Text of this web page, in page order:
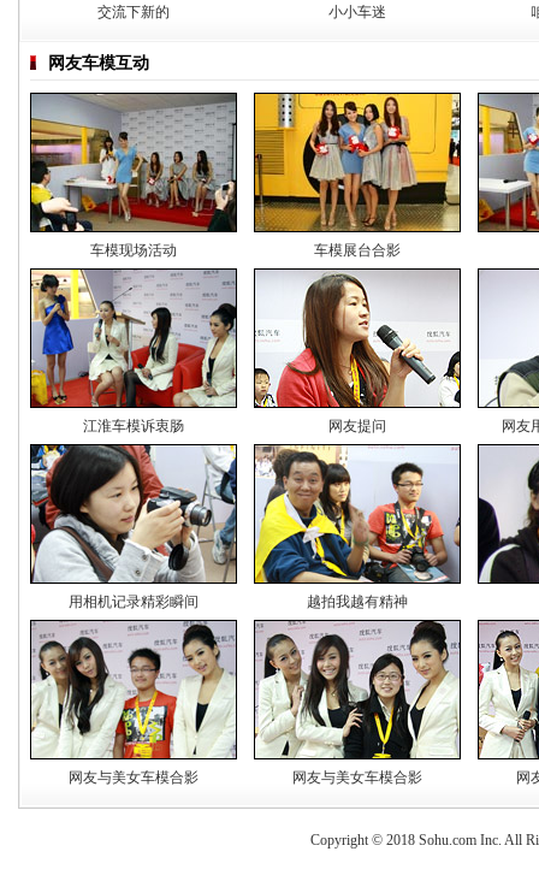
交流下新的 小小车迷
网友车模互动
车模现场活动 车模展台合影
江淮车模诉衷肠 网友提问 网友
用相机记录精彩瞬间 越拍我越有精神
网友与美女车模合影 网友与美女车模合影 网
Copyright © 2018 Sohu.com Inc. All